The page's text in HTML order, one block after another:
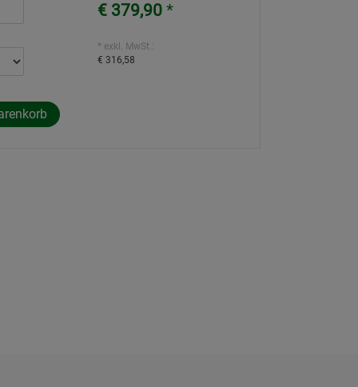
€ 379,90 *
* exkl. MwSt.:
€ 316,58